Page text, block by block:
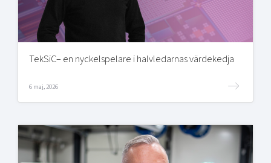
TekSiC– en nyckelspelare i halvledarnas värdekedja
6 maj, 2026